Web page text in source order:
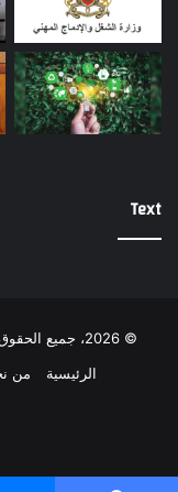
Text
© 2026، جميع الحقوق محفوظة |
الرئيسية
من